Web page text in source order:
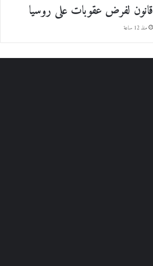
قانون لفرض عقوبات على روسيا
منذ 12 ساعة